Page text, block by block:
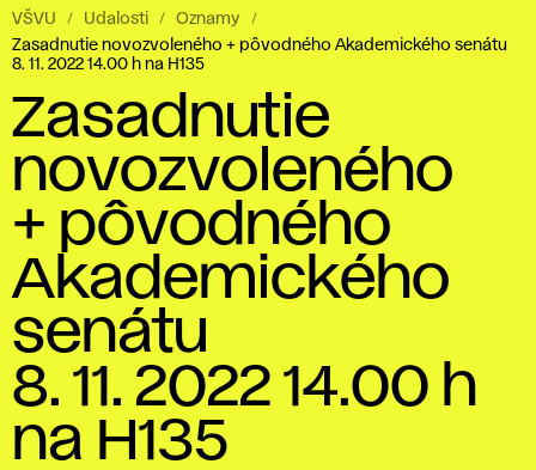
VŠVU Udalosti
Oznamy
Zasadnutie novozvoleného + pôvodného Akademického senátu
8. 11. 2022 14.00 h na H135
Zasadnutie
novozvoleného
+ pôvodného
Akademického
senátu
8. 11. 2022 14.00 h
na H135